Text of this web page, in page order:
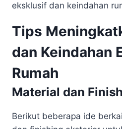
eksklusif dan keindahan
Tips
dan Keindahan
Rumah
Material dan
Berikut beberapa ide